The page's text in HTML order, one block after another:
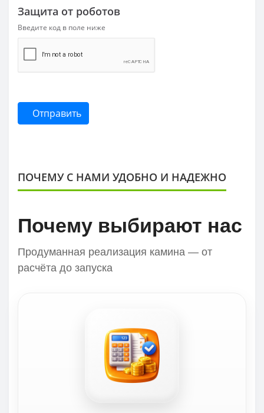
Защита от роботов
Введите код в поле ниже
Отправить
ПОЧЕМУ С НАМИ УДОБНО И НАДЕЖНО
Почему выбирают нас
Продуманная реализация камина — от
расчёта до запуска